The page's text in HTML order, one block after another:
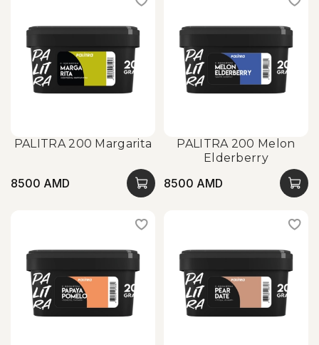
PALITRA 200 Margarita
8500 AMD
PALITRA 200 Melon
Elderberry
8500 AMD